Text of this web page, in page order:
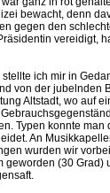
bewacht, denn
gegen den
vereidigt,
ich mir in
von der jubelnden
Altstadt, wo auf
Typen konnte man
An
wurden wir
geworden (30 Grad)